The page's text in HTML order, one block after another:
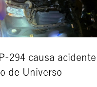
294 causa acidente
de Universo